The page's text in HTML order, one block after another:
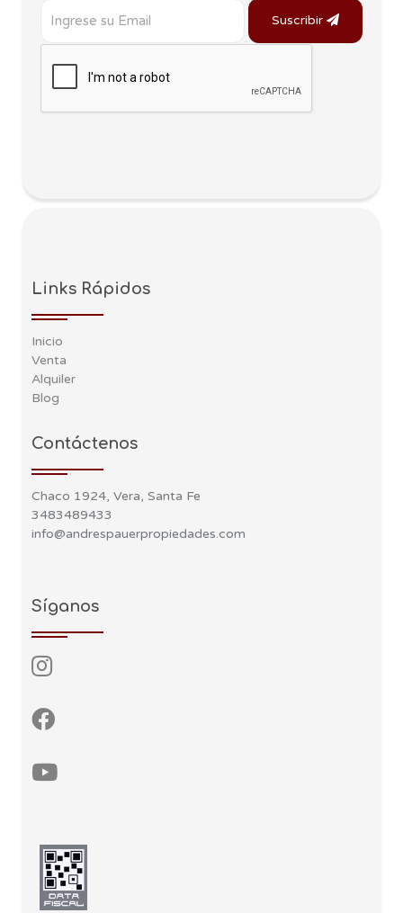
Suscribir
Links Rápidos
Inicio
Venta
Alquiler
Blog
Contáctenos
Chaco 1924, Vera, Santa Fe
3483489433
info@andrespauerpropiedades.com
Síganos